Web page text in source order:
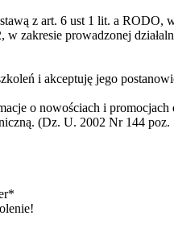
z art. 6 ust 1 lit. a
w zakresie prowadzonej
i akceptuję jego
o nowościach i
(Dz. U. 2002 Nr 144 poz.